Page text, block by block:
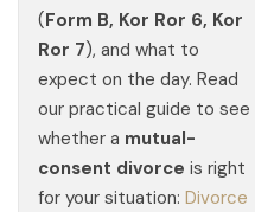
(Form B, Kor Ror 6, Kor
Ror 7), and what to
expect on the day. Read
our practical guide to see
whether a mutual-
consent divorce is right
for your situation: Divorce